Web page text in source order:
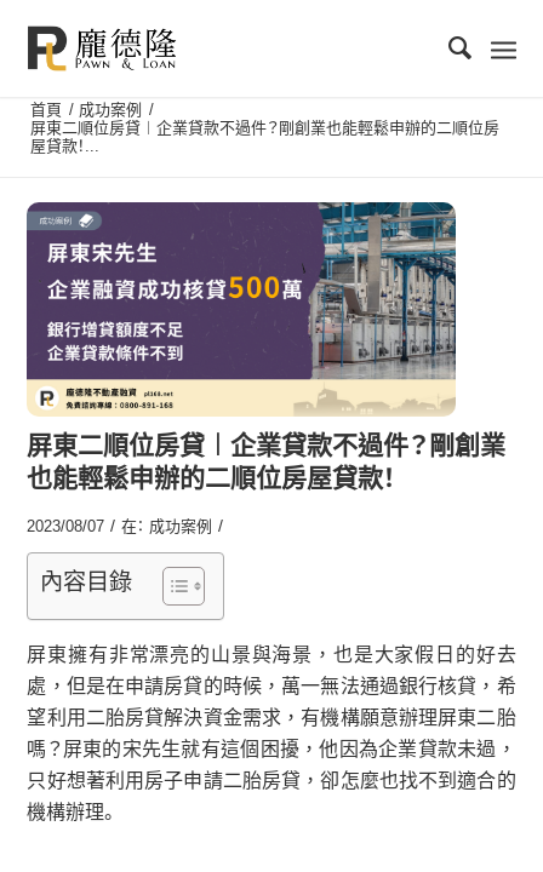
首頁 / 成功案例
/
屏東二順位房貸︱企業貸款不過件？剛創業也能輕鬆申辦的二順位房
屋貸款！...
屏東二順位房貸︱企業貸款不過件？剛創業
也能輕鬆申辦的二順位房屋貸款！
2023/08/07 / 在： 成功案例 /
內容目錄
屏東擁有非常漂亮的山景與海景，也是大家假日的好去
處，但是在申請房貸的時候，萬一無法通過銀行核貸，希
望利用二胎房貸解決資金需求，有機構願意辦理屏東二胎
嗎？屏東的宋先生就有這個困擾，他因為企業貸款未過，
只好想著利用房子申請二胎房貸，卻怎麼也找不到適合的
機構辦理。